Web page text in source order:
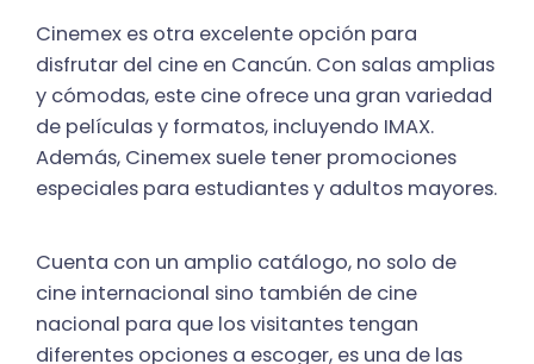
Cinemex es otra excelente opción para
disfrutar del cine en Cancún. Con salas amplias
y cómodas, este cine ofrece una gran variedad
de películas y formatos, incluyendo IMAX.
Además, Cinemex suele tener promociones
especiales para estudiantes y adultos mayores.
Cuenta con un amplio catálogo, no solo de
cine internacional sino también de cine
nacional para que los visitantes tengan
diferentes opciones a escoger, es una de las